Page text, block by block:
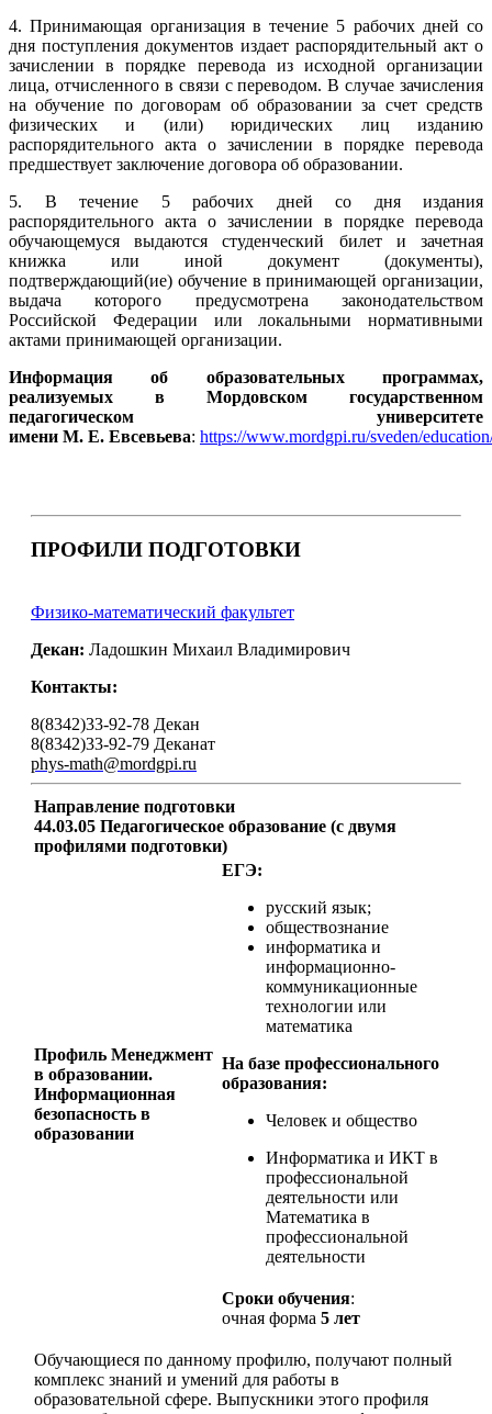
4. Принимающая организация в течение 5 рабочих дней со
дня поступления документов издает распорядительный акт о
зачислении в порядке перевода из исходной организации
лица, отчисленного в связи с переводом. В случае зачисления
на обучение по договорам об образовании за счет средств
физических и (или) юридических лиц изданию
распорядительного акта о зачислении в порядке перевода
предшествует заключение договора об образовании.
5. В течение 5 рабочих дней со дня издания
распорядительного акта о зачислении в порядке перевода
обучающемуся выдаются студенческий билет и зачетная
книжка или иной документ (документы),
подтверждающий(ие) обучение в принимающей организации,
выдача которого предусмотрена законодательством
Российской Федерации или локальными нормативными
актами принимающей организации.
Информация об образовательных программах,
реализуемых в Мордовском государственном
педагогическом университете
имени М. Е. Евсевьева: https://www.mordgpi.ru/sveden/
ПРОФИЛИ ПОДГОТОВКИ
Физико-математический факультет
Декан: Ладошкин Михаил Владимирович
Контакты:
8(8342)33-92-78 Декан
8(8342)33-92-79 Деканат
phys-math@mordgpi.ru
Направление подготовки
44.03.05 Педагогическое образование (с двумя
профилями подготовки)
Профиль Менеджмент
в образовании.
Информационная
безопасность в
образовании
ЕГЭ:
русский язык;
обществознание
информатика и
информационно-
коммуникационные
технологии или
математика
На базе профессионального
образования:
Человек и общество
Информатика и ИКТ в
профессиональной
деятельности или
Математика в
профессиональной
деятельности
Сроки обучения:
очная форма 5 лет
Обучающиеся по данному профилю, получают полный
комплекс знаний и умений для работы в
образовательной сфере. Выпускники этого профиля